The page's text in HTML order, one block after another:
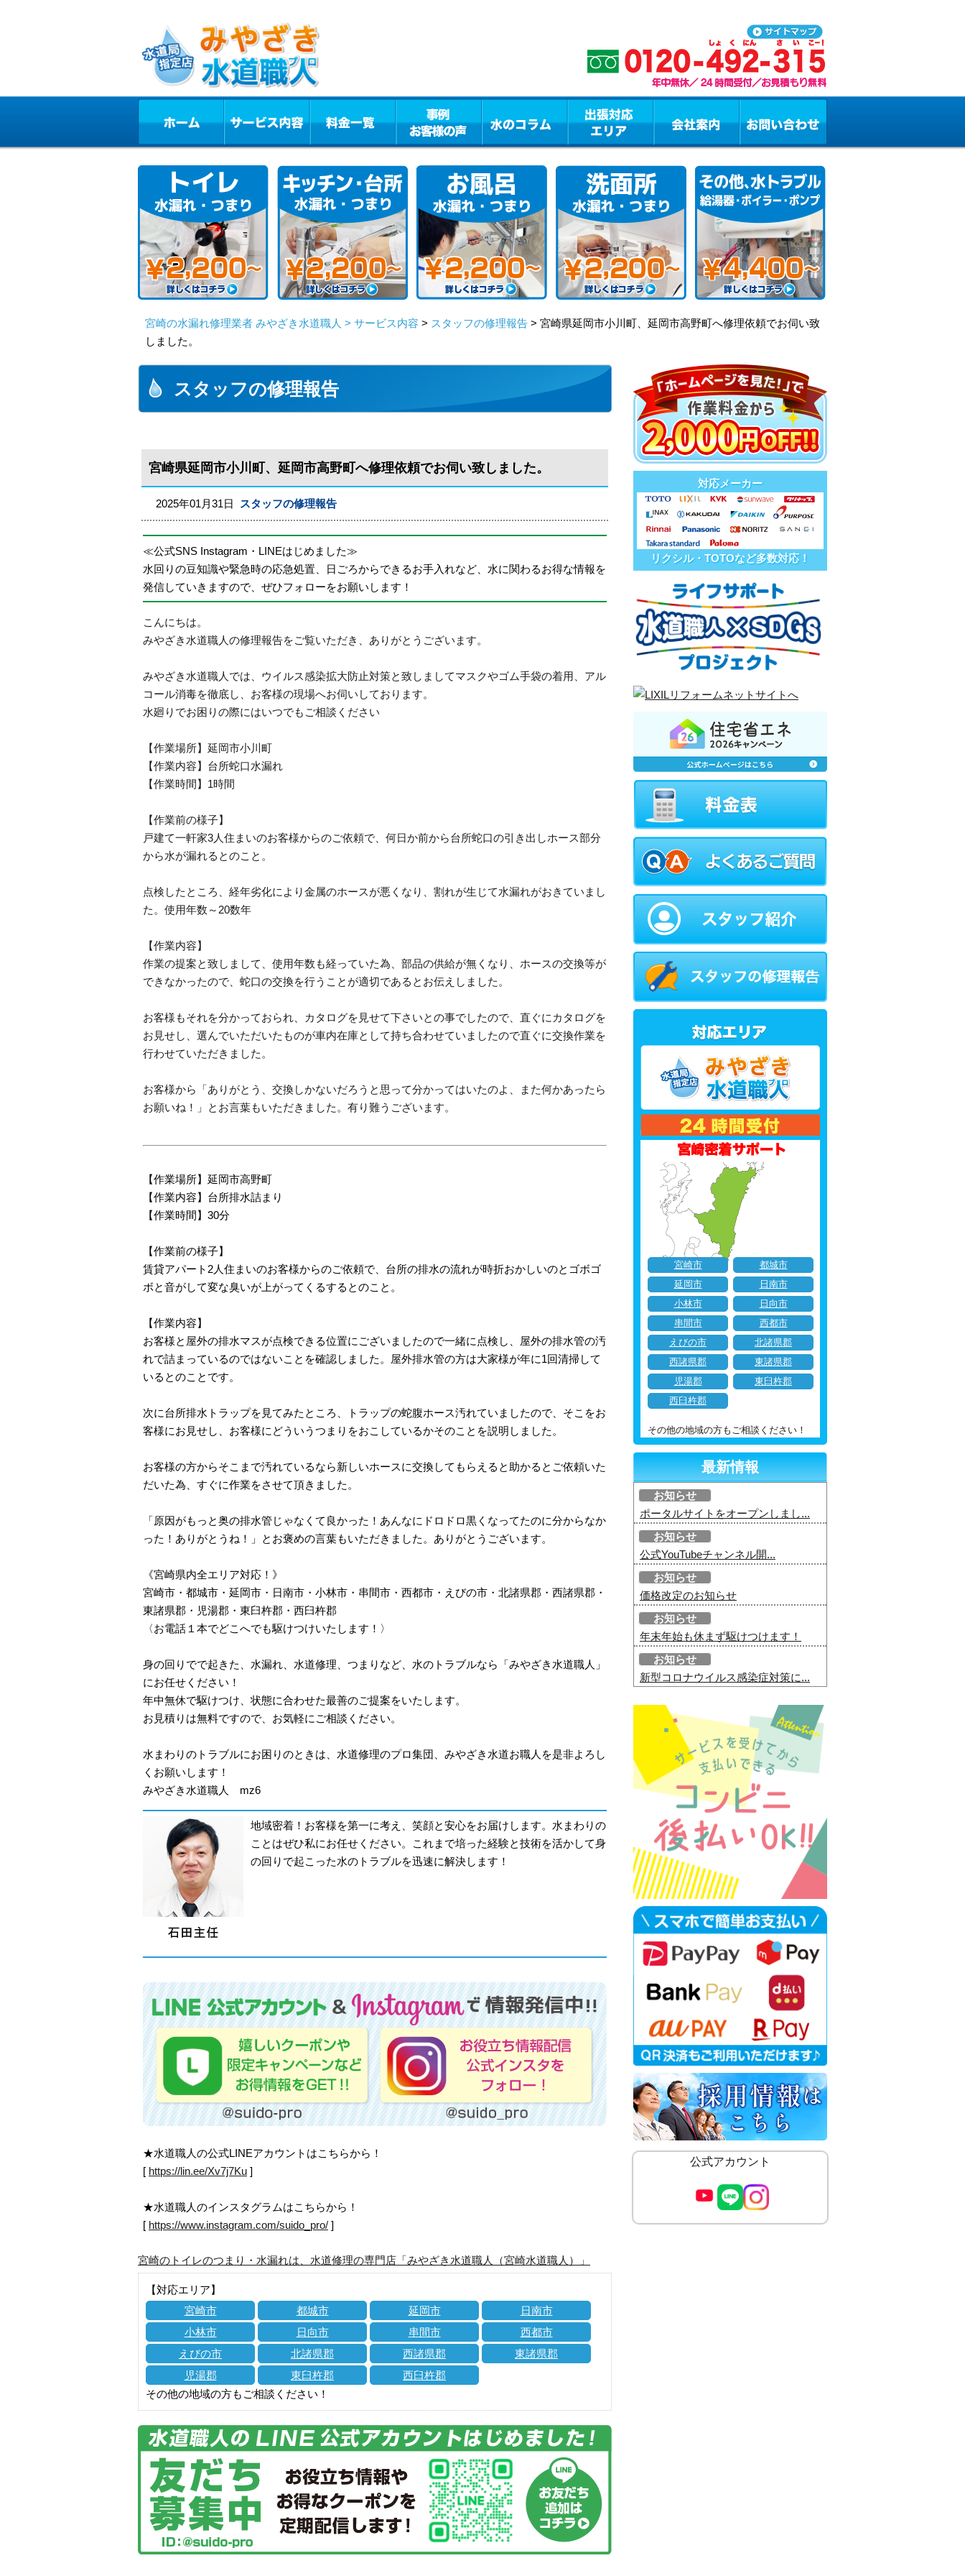
宮崎の水漏れ修理業者 みやざき水道職人 > サービス内容 > スタッフの修理報告 > 宮崎県延岡市小川町、延岡市高野町へ修理依頼でお伺い致
しました。
スタッフの修理報告
宮崎県延岡市小川町、延岡市高野町へ修理依頼でお伺い致しました。
2025年01月31日 スタッフの修理報告
≪公式SNS Instagram・LINEはじめました≫
水回りの豆知識や緊急時の応急処置、日ごろからできるお手入れなど、水に関わるお得な情報を
発信していきますので、ぜひフォローをお願いします！
こんにちは。
みやざき水道職人の修理報告をご覧いただき、ありがとうございます。
みやざき水道職人では、ウイルス感染拡大防止対策と致しましてマスクやゴム手袋の着用、アル
コール消毒を徹底し、お客様の現場へお伺いしております。
水廻りでお困りの際にはいつでもご相談ください
【作業場所】延岡市小川町
【作業内容】台所蛇口水漏れ
【作業時間】1時間
【作業前の様子】
戸建て一軒家3人住まいのお客様からのご依頼で、何日か前から台所蛇口の引き出しホース部分
から水が漏れるとのこと。
点検したところ、経年劣化により金属のホースが悪くなり、割れが生じて水漏れがおきていまし
た。使用年数～20数年
【作業内容】
作業の提案と致しまして、使用年数も経っていた為、部品の供給が無くなり、ホースの交換等が
できなかったので、蛇口の交換を行うことが適切であるとお伝えしました。
お客様もそれを分かっておられ、カタログを見せて下さいとの事でしたので、直ぐにカタログを
お見せし、選んでいただいたものが車内在庫として持ち合わせていましたので直ぐに交換作業を
行わせていただきました。
お客様から「ありがとう、交換しかないだろうと思って分かってはいたのよ、また何かあったら
お願いね！」とお言葉もいただきました。有り難うございます。
【作業場所】延岡市高野町
【作業内容】台所排水詰まり
【作業時間】30分
【作業前の様子】
賃貸アパート2人住まいのお客様からのご依頼で、台所の排水の流れが時折おかしいのとゴボゴ
ボと音がして変な臭いが上がってくるするとのこと。
【作業内容】
お客様と屋外の排水マスが点検できる位置にございましたので一緒に点検し、屋外の排水管の汚
れで詰まっているのではないことを確認しました。屋外排水管の方は大家様が年に1回清掃して
いるとのことです。
次に台所排水トラップを見てみたところ、トラップの蛇腹ホース汚れていましたので、そこをお
客様にお見せし、お客様にどういうつまりをおこしているかそのことを説明しました。
お客様の方からそこまで汚れているなら新しいホースに交換してもらえると助かるとご依頼いた
だいた為、すぐに作業をさせて頂きました。
「原因がもっと奥の排水管じゃなくて良かった！あんなにドロドロ黒くなってたのに分からなか
った！ありがとうね！」とお褒めの言葉もいただきました。ありがとうございます。
《宮崎県内全エリア対応！》
宮崎市・都城市・延岡市・日南市・小林市・串間市・西都市・えびの市・北諸県郡・西諸県郡・
東諸県郡・児湯郡・東臼杵郡・西臼杵郡
〈お電話１本でどこへでも駆けつけいたします！〉
身の回りでで起きた、水漏れ、水道修理、つまりなど、水のトラブルなら「みやざき水道職人」
にお任せください！
年中無休で駆けつけ、状態に合わせた最善のご提案をいたします。
お見積りは無料ですので、お気軽にご相談ください。
水まわりのトラブルにお困りのときは、水道修理のプロ集団、みやざき水道お職人を是非よろし
くお願いします！
みやざき水道職人 mz6
地域密着！お客様を第一に考え、笑顔と安心をお届けします。水まわりの
ことはぜひ私にお任せください。これまで培った経験と技術を活かして身
の回りで起こった水のトラブルを迅速に解決します！
★水道職人の公式LINEアカウントはこちらから！
[ https://lin.ee/Xv7j7Ku ]
★水道職人のインスタグラムはこちらから！
[ https://www.instagram.com/suido_pro/ ]
宮崎のトイレのつまり・水漏れは、水道修理の専門店「みやざき水道職人（宮崎水道職人）」
【対応エリア】
宮崎市
都城市 延岡市
日南市
小林市
日向市 串間市
西都市
えびの市
北諸県郡 西諸県郡
東諸県郡
児湯郡
東臼杵郡
西臼杵郡
その他の地域の方もご相談ください！
対応メーカー
リクシル・TOTOなど多数対応！
宮崎市
都城市
延岡市
日南市
小林市
日向市
串間市
西都市
えびの市
北諸県郡
西諸県郡
東諸県郡
児湯郡
東臼杵郡
西臼杵郡
その他の地域の方もご相談ください！
最新情報
お知らせ
ポータルサイトをオープンしまし...
お知らせ
公式YouTubeチャンネル開...
お知らせ
価格改定のお知らせ
お知らせ
年末年始も休まず駆けつけます！
お知らせ
新型コロナウイルス感染症対策に...
公式アカウント